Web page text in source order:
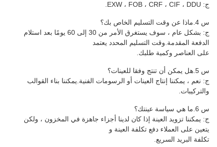
ج: EXW ، FOB ، CRF ، CIF ، DDU.
س 4.ماذا عن وقت التسليم الخاص بك؟
ج: بشكل عام ، سوف يستغرق الأمر من 30 إلى 60 يومًا بعد استلام
الدفعة المقدمة.وقت التسليم المحدد يعتمد
على العناصر وكمية طلبك.
س 5.هل يمكن أن تنتج وفقا للعينات؟
ج: نعم ، يمكننا إنتاج العينات أو الرسومات الفنية.يمكننا بناء القوالب
والتركيبات.
س 6.ما هي سياسة عينتك؟
ج: يمكننا تزويد العينة إذا كان لدينا أجزاء جاهزة في المخزون ، ولكن
يتعين على العملاء دفع تكلفة العينة و
تكلفة البريد السريع.